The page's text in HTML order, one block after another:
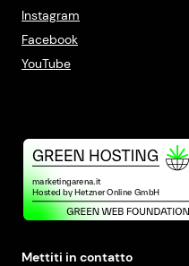
Instagram
Facebook
YouTube
Mettiti in contatto